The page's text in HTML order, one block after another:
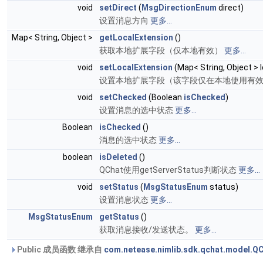
void
setDirect ( MsgDirectionEnum direct)
设置消息方向 更多...
Map< String, Object >
getLocalExtension ()
获取本地扩展字段（仅本地有效） 更多...
void
setLocalExtension (Map< String, Object >
设置本地扩展字段（该字段仅在本地使用有
void
setChecked (Boolean isChecked)
设置消息的选中状态更多...
Boolean
isChecked ()
消息的选中状态更多...
boolean
isDeleted ()
QChat使用getServerStatus判断状态更多...
void
setStatus ( MsgStatusEnum status)
设置消息状态更多...
MsgStatusEnum
getStatus ()
获取消息接收/发送状态。 更多...
Public 成员函数 继承自